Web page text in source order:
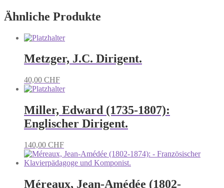
Ähnliche Produkte
Metzger, J.C. Dirigent.
40,00 CHF
Miller, Edward (1735-1807):
Englischer Dirigent.
140,00 CHF
Méreaux, Jean-Amédée (1802-